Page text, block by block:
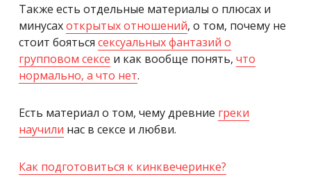
Также есть отдельные материалы о плюсах и
минусахоткрытых отношений, о том, почему не
стоит бояться сексуальных фантазий о
групповом сексе и как вообще понять, что
нормально, а что нет.
Есть материал о том, чему древние греки
научили нас в сексе и любви.
Как подготовиться к кинквечеринке?